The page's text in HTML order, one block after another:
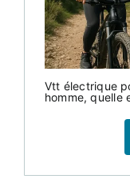
Vtt électrique
homme, quelle